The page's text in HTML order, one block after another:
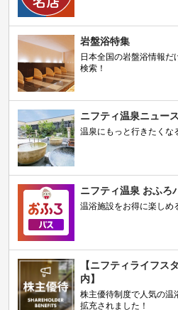
岩盤浴特集
日本全国の岩盤浴情報だ
検索！
ニフティ温泉ニュース
温泉にもっと行きたくな
ニフティ温泉 おふろ
温浴施設をお得に楽しめ
【ニフティライフス
内】
株主優待制度で人気の温
拡充されました！